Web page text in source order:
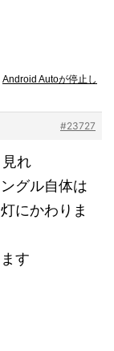
Android Autoが停止し
#23727
れ
グル自体は
にかわりま
す